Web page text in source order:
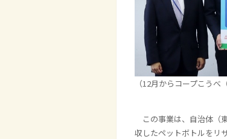
（12月からコープこう
この事業は、自治体（
収したペットボトルをリ